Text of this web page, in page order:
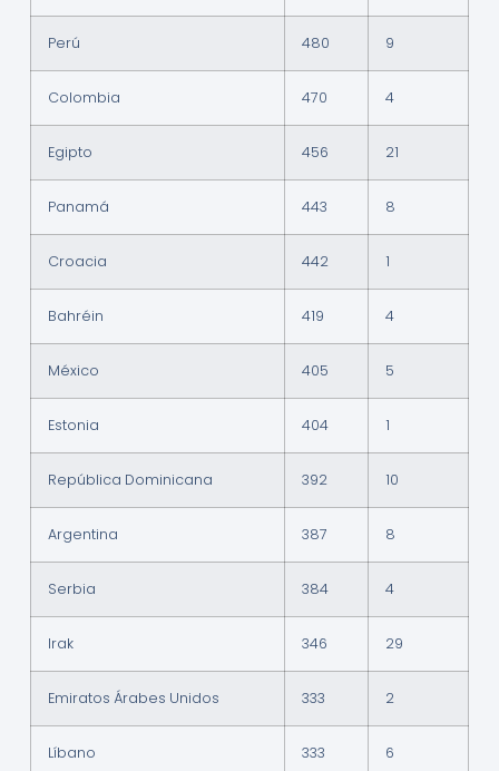
Perú 480 9
Colombia 470 4
Egipto 456 21
Panamá 443 8
Croacia 442 1
Bahréin 419 4
México 405 5
Estonia 404 1
República Dominicana 392 10
Argentina 387 8
Serbia 384 4
Irak 346 29
Emiratos Árabes Unidos 333 2
Líbano 333 6